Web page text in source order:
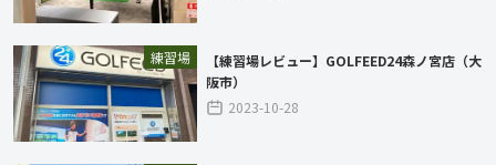
練習場
【練習場レビュー】GOLFEED24森ノ宮店（大
阪市）
2023-10-28